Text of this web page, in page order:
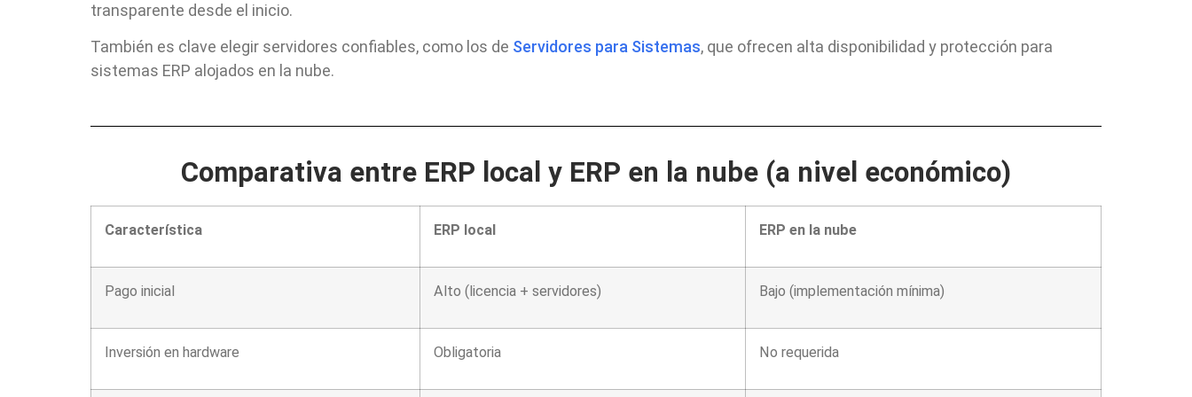
transparente desde el inicio.
También es clave elegir servidores confiables, como los de Servidores para Sistemas, que ofrecen alta disponibilidad y protección para
sistemas ERP alojados en la nube.
Comparativa entre ERP local y ERP en la nube (a nivel económico)
Característica ERP local ERP en la nube
Pago inicial Alto (licencia + servidores) Bajo (implementación mínima)
Inversión en hardware Obligatoria No requerida